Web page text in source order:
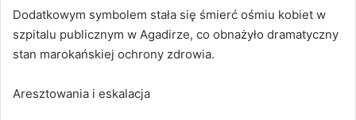
Dodatkowym symbolem stała się śmierć ośmiu kobiet w
szpitalu publicznym w Agadirze, co obnażyło dramatyczny
stan marokańskiej ochrony zdrowia.
Aresztowania i eskalacja